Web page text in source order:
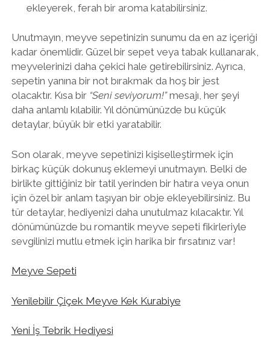
ekleyerek, ferah bir aroma katabilirsiniz.
Unutmayın, meyve sepetinizin sunumu da en az içeriği
kadar önemlidir. Güzel bir sepet veya tabak kullanarak,
meyvelerinizi daha çekici hale getirebilirsiniz. Ayrıca,
sepetin yanına bir not bırakmak da hoş bir jest
olacaktır. Kısa bir “Seni seviyorum!”mesajı, her şeyi
daha anlamlı kılabilir. Yıl dönümünüzde bu küçük
detaylar, büyük bir etki yaratabilir.
Son olarak, meyve sepetinizi kişiselleştirmek için
birkaç küçük dokunuş eklemeyi unutmayın. Belki de
birlikte gittiğiniz bir tatil yerinden bir hatıra veya onun
için özel bir anlam taşıyan bir obje ekleyebilirsiniz. Bu
tür detaylar, hediyenizi daha unutulmaz kılacaktır. Yıl
dönümünüzde bu romantik meyve sepeti fikirleriyle
sevgilinizi mutlu etmek için harika bir fırsatınız var!
Meyve Sepeti
Yenilebilir Çiçek Meyve Kek Kurabiye
Yeni İş Tebrik Hediyesi